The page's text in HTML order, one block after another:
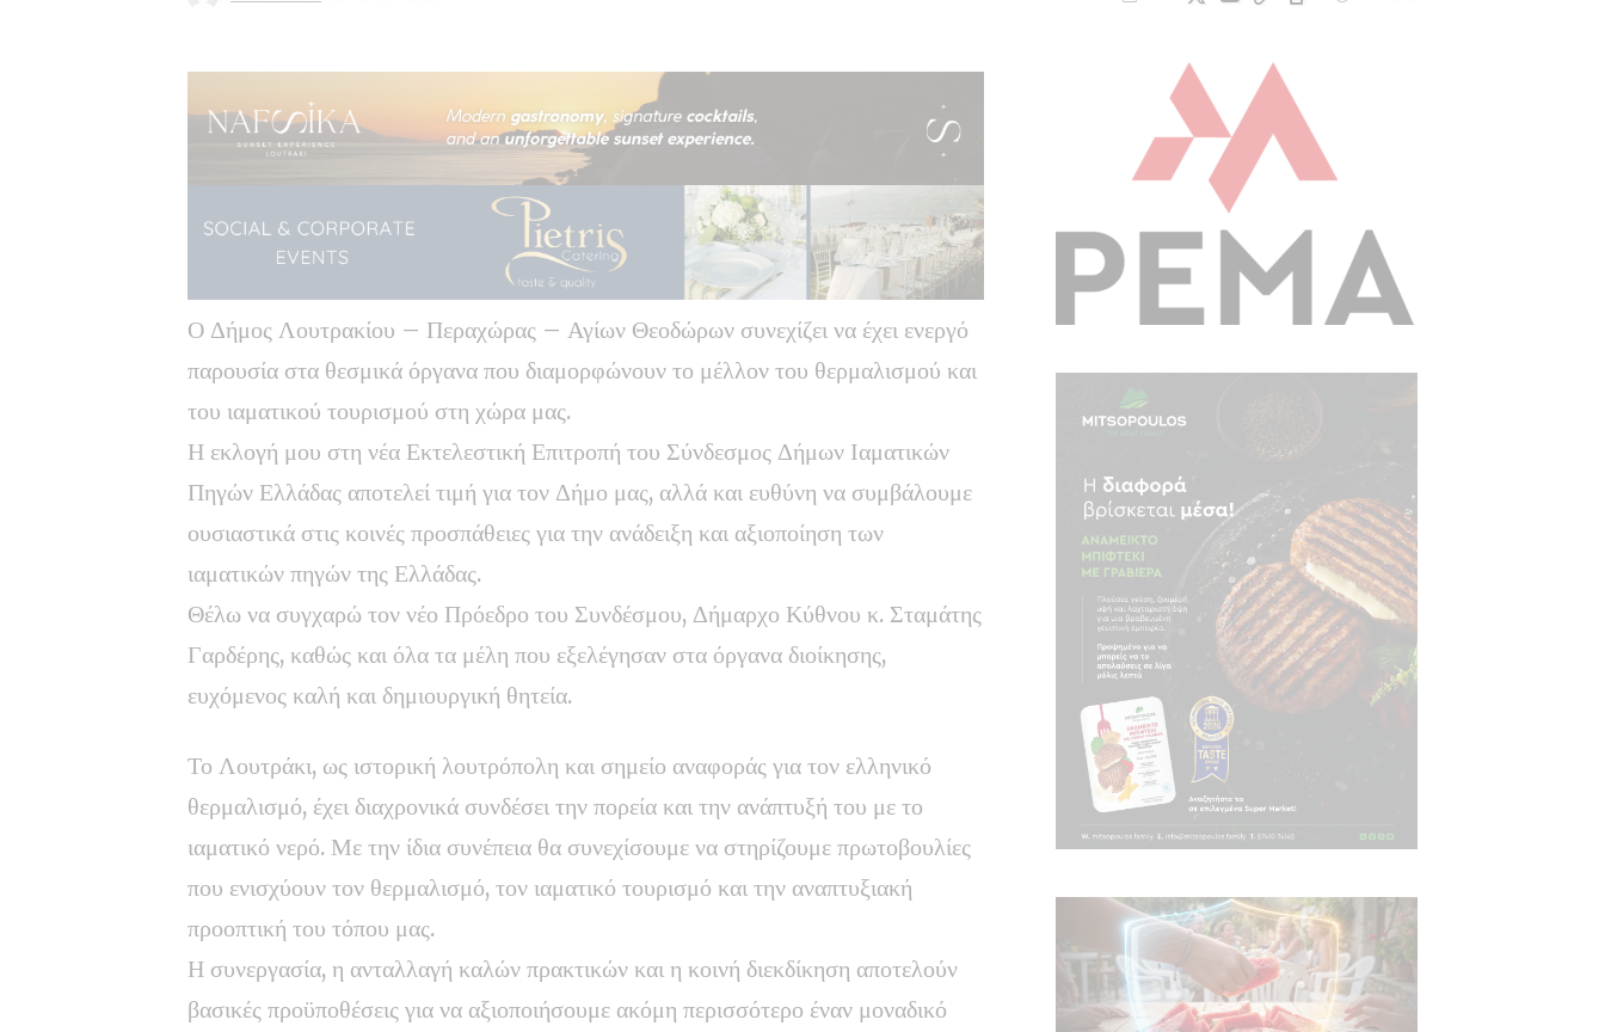
Ο Δήμος Λουτρακίου – Περαχώρας – Αγίων Θεοδώρων συνεχίζει να έχει ενεργό
παρουσία στα θεσμικά όργανα που διαμορφώνουν το μέλλον του θερμαλισμού και
του ιαματικού τουρισμού στη χώρα μας.
Η εκλογή μου στη νέα Εκτελεστική Επιτροπή του Σύνδεσμος Δήμων Ιαματικών
Πηγών Ελλάδας αποτελεί τιμή για τον Δήμο μας, αλλά και ευθύνη να συμβάλουμε
ουσιαστικά στις κοινές προσπάθειες για την ανάδειξη και αξιοποίηση των
ιαματικών πηγών της Ελλάδας.
Θέλω να συγχαρώ τον νέο Πρόεδρο του Συνδέσμου, Δήμαρχο Κύθνου κ. Σταμάτης
Γαρδέρης, καθώς και όλα τα μέλη που εξελέγησαν στα όργανα διοίκησης,
ευχόμενος καλή και δημιουργική θητεία.
Το Λουτράκι, ως ιστορική λουτρόπολη και σημείο αναφοράς για τον ελληνικό
θερμαλισμό, έχει διαχρονικά συνδέσει την πορεία και την ανάπτυξή του με το
ιαματικό νερό. Με την ίδια συνέπεια θα συνεχίσουμε να στηρίζουμε πρωτοβουλίες
που ενισχύουν τον θερμαλισμό, τον ιαματικό τουρισμό και την αναπτυξιακή
προοπτική του τόπου μας.
Η συνεργασία, η ανταλλαγή καλών πρακτικών και η κοινή διεκδίκηση αποτελούν
βασικές προϋποθέσεις για να αξιοποιήσουμε ακόμη περισσότερο έναν μοναδικό